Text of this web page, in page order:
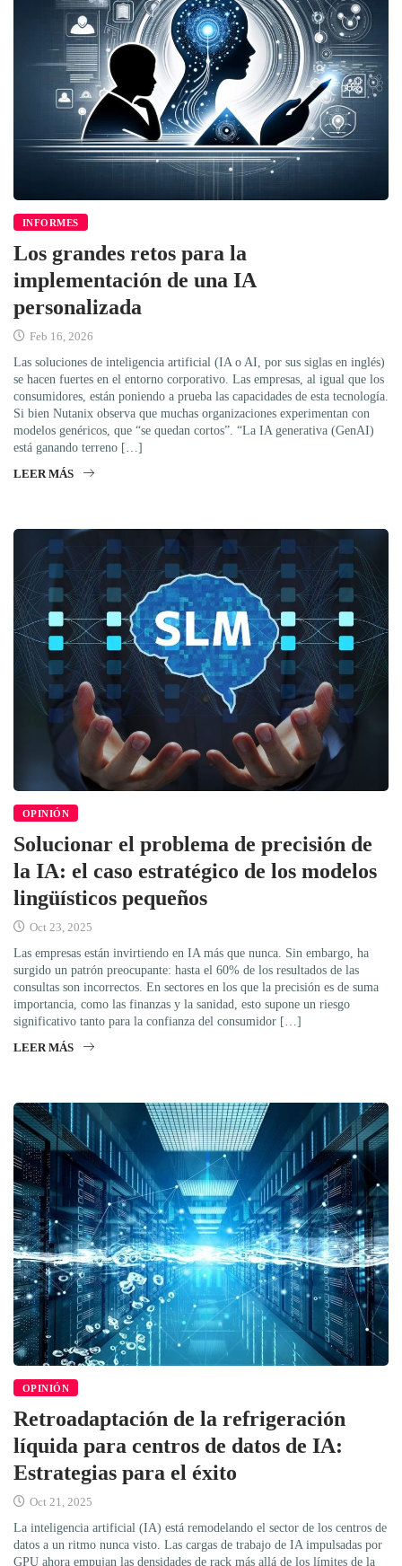
INFORMES
Los grandes retos para la
implementación de una IA
personalizada
Feb 16, 2026
Las soluciones de inteligencia artificial (IA o AI, por sus siglas en inglés)
se hacen fuertes en el entorno corporativo. Las empresas, al igual que los
consumidores, están poniendo a prueba las capacidades de esta tecnología.
Si bien Nutanix observa que muchas organizaciones experimentan con
modelos genéricos, que “se quedan cortos”. “La IA generativa (GenAI)
está ganando terreno […]
LEER MÁS
OPINIÓN
Solucionar el problema de precisión de
la IA: el caso estratégico de los modelos
lingüísticos pequeños
Oct 23, 2025
Las empresas están invirtiendo en IA más que nunca. Sin embargo, ha
surgido un patrón preocupante: hasta el 60% de los resultados de las
consultas son incorrectos. En sectores en los que la precisión es de suma
importancia, como las finanzas y la sanidad, esto supone un riesgo
significativo tanto para la confianza del consumidor […]
LEER MÁS
OPINIÓN
Retroadaptación de la refrigeración
líquida para centros de datos de IA:
Estrategias para el éxito
Oct 21, 2025
La inteligencia artificial (IA) está remodelando el sector de los centros de
datos a un ritmo nunca visto. Las cargas de trabajo de IA impulsadas por
GPU ahora empujan las densidades de rack más allá de los límites de la